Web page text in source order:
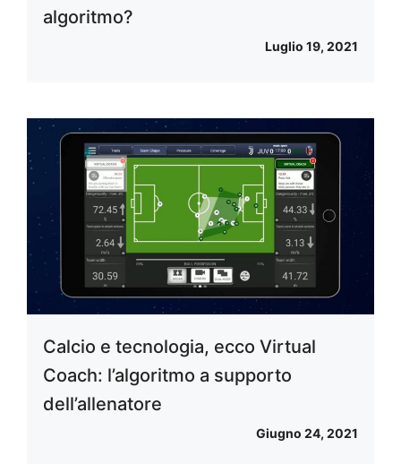
algoritmo?
Luglio 19, 2021
Calcio e tecnologia, ecco Virtual
Coach: l’algoritmo a supporto
dell’allenatore
Giugno 24, 2021